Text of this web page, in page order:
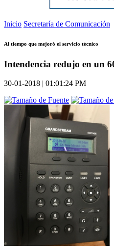
Inicio Secretaría de Comunicación
Al tiempo que mejoró el servicio técnico
Intendencia redujo en un
30-01-2018 | 01:01:24 PM